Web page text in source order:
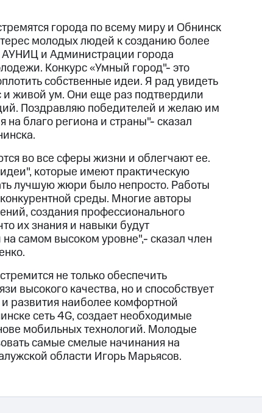
города по всему миру и Обнинск
молодых людей к созданию более
и Администрации города
Конкурс «Умный город"- это
собственные идеи. Я рад увидеть
и живой ум. Они еще раз подтвердили
Поздравляю победителей и желаю им
на благо региона и страны"- сказал
во все сферы жизни и облегчают ее.
которые имеют практическую
лучшую жюри было непросто. Работы
среды. Многие авторы
создания профессионального
их знания и навыки будут
самом высоком уровне",- сказал член
не только обеспечить
высокого качества, но и способствует
развития наиболее комфортной
сеть 4G, создает необходимые
мобильных технологий. Молодые
самые смелые начинания на
области Игорь Марьясов.